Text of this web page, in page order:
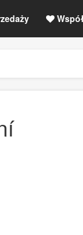
Rejestracja